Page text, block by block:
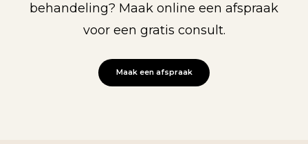
behandeling? Maak online een afspraak
voor een gratis consult.
Maak een afspraak